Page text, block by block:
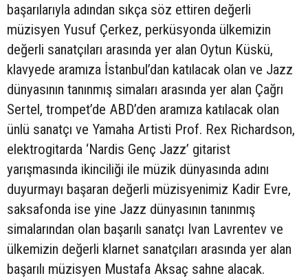
başarılarıyla adından sıkça söz ettiren değerli
müzisyen Yusuf Çerkez, perküsyonda ülkemizin
değerli sanatçıları arasında yer alan Oytun Küskü,
klavyede aramıza İstanbul’dan katılacak olan ve Jazz
dünyasının tanınmış simaları arasında yer alan Çağrı
Sertel, trompet’de ABD’den aramıza katılacak olan
ünlü sanatçı ve Yamaha Artisti Prof. Rex Richardson,
elektrogitarda ‘Nardis Genç Jazz’ gitarist
yarışmasında ikinciliği ile müzik dünyasında adını
duyurmayı başaran değerli müzisyenimiz Kadir Evre,
saksafonda ise yine Jazz dünyasının tanınmış
simalarından olan başarılı sanatçı Ivan Lavrentev ve
ülkemizin değerli klarnet sanatçıları arasında yer alan
başarılı müzisyen Mustafa Aksaç sahne alacak.